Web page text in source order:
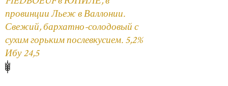
провинции Льеж в Валлонии.
Свежий, бархатно-солодовый с
сухим горьким послевкусием. 5,2%
Ибу 24,5